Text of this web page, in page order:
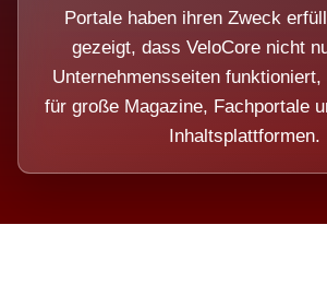
Portale haben ihren Zweck
gezeigt, dass VeloCore nicht
Unternehmensseiten funktioniert,
für große Magazine, Fachportale
Inhaltsplattformen.